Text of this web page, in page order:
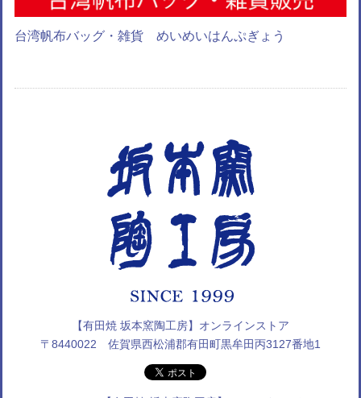
台湾帆布バッグ・雑貨 めいめいはんぷぎょう
【有田焼 坂本窯陶工房】オンラインストア
〒8440022 佐賀県西松浦郡有田町黒牟田丙3127番地1